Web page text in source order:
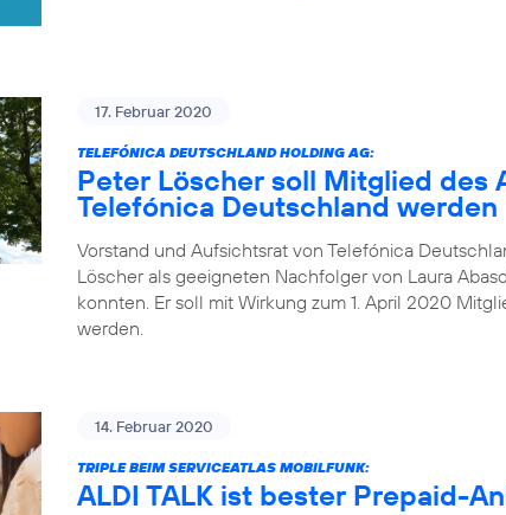
17. Februar 2020
TELEFÓNICA DEUTSCHLAND HOLDING AG:
Peter Löscher soll Mitglied des
Telefónica Deutschland werden
Vorstand und Aufsichtsrat von Telefónica
Löscher als geeigneten Nachfolger von Laura
konnten. Er soll mit Wirkung zum 1. April 2020
werden.
14. Februar 2020
TRIPLE BEIM SERVICEATLAS MOBILFUNK:
ALDI TALK ist bester Prepaid-